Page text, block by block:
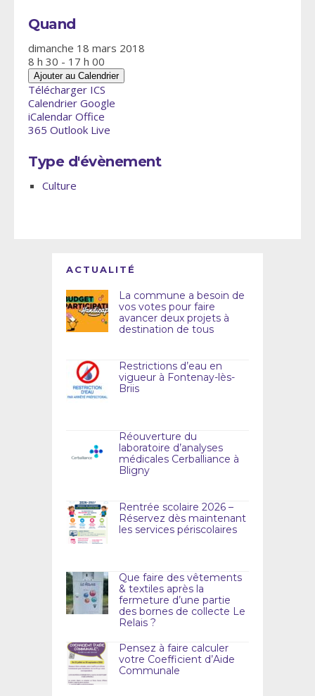
Quand
dimanche 18 mars 2018
8 h 30 - 17 h 00
Ajouter au Calendrier
Télécharger ICS
Calendrier Google
iCalendar Office
365 Outlook Live
Type d'évènement
Culture
ACTUALITÉ
La commune a besoin de
vos votes pour faire
avancer deux projets à
destination de tous
Restrictions d’eau en
vigueur à Fontenay-lès-
Briis
Réouverture du
laboratoire d’analyses
médicales Cerballiance à
Bligny
Rentrée scolaire 2026 –
Réservez dès maintenant
les services périscolaires
Que faire des vêtements
& textiles après la
fermeture d’une partie
des bornes de collecte Le
Relais ?
Pensez à faire calculer
votre Coefficient d’Aide
Communale